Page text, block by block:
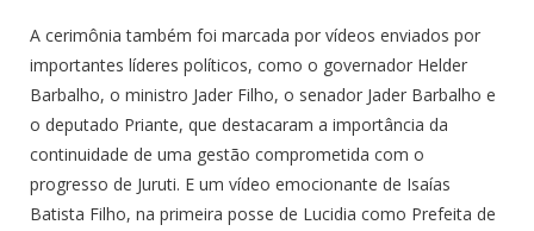
A cerimônia também foi marcada por vídeos enviados por
importantes líderes políticos, como o governador Helder
Barbalho, o ministro Jader Filho, o senador Jader Barbalho e
o deputado Priante, que destacaram a importância da
continuidade de uma gestão comprometida com o
progresso de Juruti. E um vídeo emocionante de Isaías
Batista Filho, na primeira posse de Lucidia como Prefeita de